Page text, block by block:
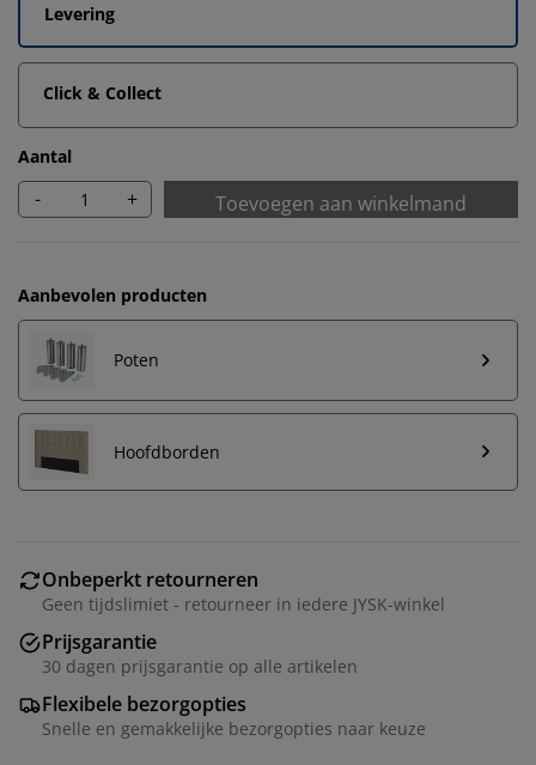
Levering
Click & Collect
Aantal
- + Toevoegen aan winkelmand
Aanbevolen producten
Poten
Hoofdborden
Onbeperkt retourneren
Geen tijdslimiet - retourneer in iedere JYSK-winkel
Prijsgarantie
30 dagen prijsgarantie op alle artikelen
Flexibele bezorgopties
Snelle en gemakkelijke bezorgopties naar keuze